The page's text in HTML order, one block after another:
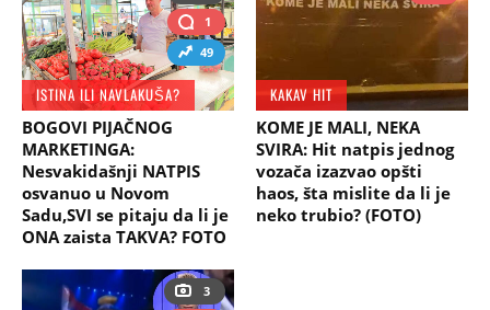
1
49
ISTINA ILI NAVLAKUŠA?
BOGOVI PIJAČNOG
MARKETINGA:
Nesvakidašnji NATPIS
osvanuo u Novom
Sadu,SVI se pitaju da li je
ONA zaista TAKVA? FOTO
KAKAV HIT
KOME JE MALI, NEKA
SVIRA: Hit natpis jednog
vozača izazvao opšti
haos, šta mislite da li je
neko trubio? (FOTO)
3